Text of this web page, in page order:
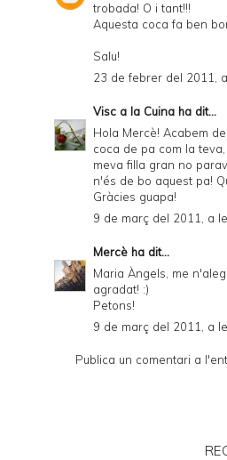
trobada! O i tant!!!
Aquesta coca fa ben
Salu!
23 de febrer del 2011,
Visc a la Cuina ha dit...
Hola Mercè! Acabem
coca de pa com la
meva filla gran no
n'és de bo aquest pa!
Gràcies guapa!
9 de març del 2011, a
Mercè ha dit...
Maria Àngels, me
agradat! :)
Petons!
9 de març del 2011, a
Publica un comentari a